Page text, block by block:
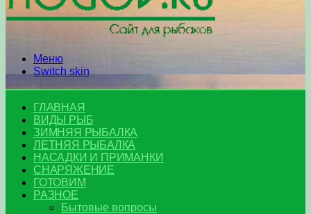
Меню
Switch skin
ГЛАВНАЯ
ВИДЫ РЫБ
ЗИМНЯЯ РЫБАЛКА
ЛЕТНЯЯ РЫБАЛКА
НАСАДКИ И ПРИМАНКИ
СНАРЯЖЕНИЕ
ГОТОВИМ
РАЗНОЕ
Бытовые вопросы